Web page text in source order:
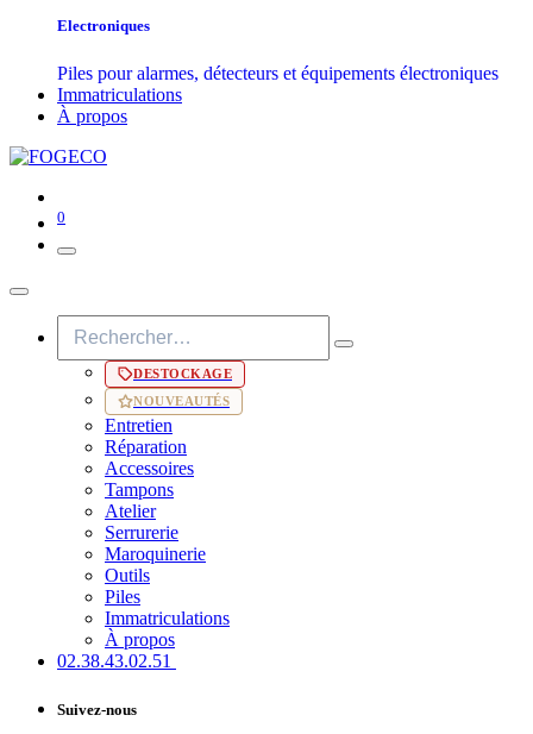
Electroniques
Piles pour alarmes, détecteurs et équipements électroniques
Immatriculations
À propos
0
DESTOCKAGE
NOUVEAUTÉS
Entretien
Réparation
Accessoires
Tampons
Atelier
Serrurerie
Maroquinerie
Outils
Piles
Immatriculations
À propos
02.38.43​.02.51
Suivez-nous